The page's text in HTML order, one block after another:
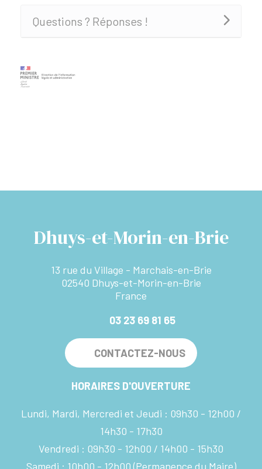
Questions ? Réponses !
Dhuys-et-Morin-en-Brie
13 rue du Village - Marchais-en-Brie
02540 Dhuys-et-Morin-en-Brie
France
03 23 69 81 65
CONTACTEZ-NOUS
HORAIRES D'OUVERTURE
Lundi, Mardi, Mercredi et Jeudi : 09h30 - 12h00
14h30 - 17h30
Vendredi : 09h30 - 12h00
14h00 - 15h30
Samedi : 10h00 - 12h00 (Permanence du Maire)